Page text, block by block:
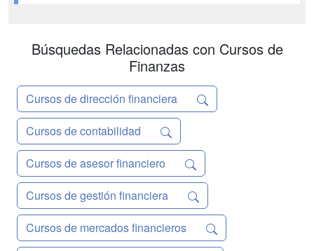
CONTABLES MÓDULO 7.
REGISTROS CONTABLES DE LA
8....
Búsquedas Relacionadas con Cursos de
Finanzas
Cursos de dirección financiera
Cursos de contabilidad
Cursos de asesor financiero
Cursos de gestión financiera
Cursos de mercados financieros